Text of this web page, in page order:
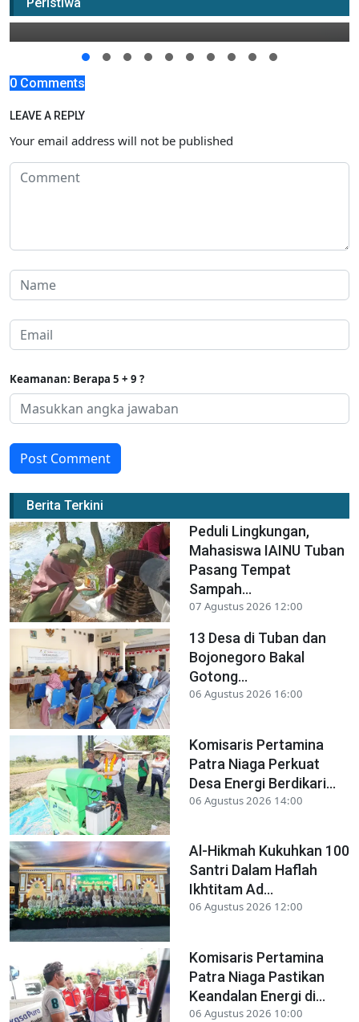
29 September 2019 10:00
0 Comments
LEAVE A REPLY
Your email address will not be published
Keamanan: Berapa 5 + 9 ?
Post Comment
Berita Terkini
Peduli Lingkungan,
Mahasiswa IAINU Tuban
Pasang Tempat
Sampah...
07 Agustus 2026 12:00
13 Desa di Tuban dan
Bojonegoro Bakal
Gotong...
06 Agustus 2026 16:00
Komisaris Pertamina
Patra Niaga Perkuat
Desa Energi Berdikari...
06 Agustus 2026 14:00
Al-Hikmah Kukuhkan 100
Santri Dalam Haflah
Ikhtitam Ad...
06 Agustus 2026 12:00
Komisaris Pertamina
Patra Niaga Pastikan
Keandalan Energi di...
06 Agustus 2026 10:00